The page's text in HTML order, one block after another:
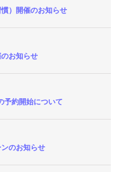
）開催のお知らせ
お知らせ
予約開始について
のお知らせ